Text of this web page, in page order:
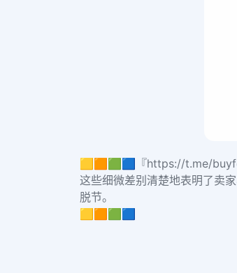
🟨🟧🟩🟦『https://t.me/
这些细微差别清楚地表明了卖
脱节。
🟨🟧🟩🟦